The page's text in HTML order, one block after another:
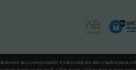
em seu computador. Esses cookies são usados para